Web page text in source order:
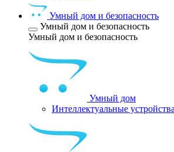
Умный дом и безопасность
Умный дом и безопасность
Умный дом и безопасность
Умный дом
Интеллектуальные устройства